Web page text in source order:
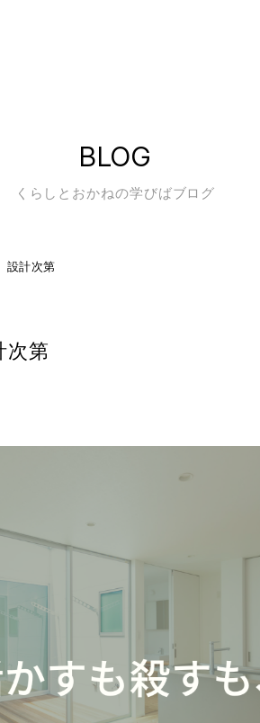
BLOG
くらしとおかねの学びばブログ
設計次第
次第